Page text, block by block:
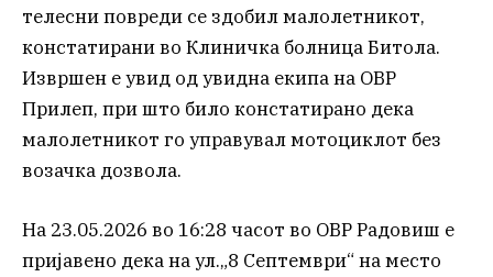
телесни повреди се здобил малолетникот,
констатирани во Клиничка болница Битола.
Извршен е увид од увидна екипа на ОВР
Прилеп, при што било констатирано дека
малолетникот го управувал мотоциклот без
возачка дозвола.
На 23.05.2026 во 16:28 часот во ОВР Радовиш е
пријавено дека на ул.„8 Септември“ на место